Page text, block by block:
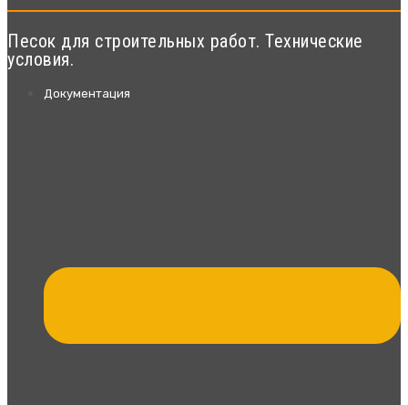
Песок для строительных работ. Технические
условия.
Документация